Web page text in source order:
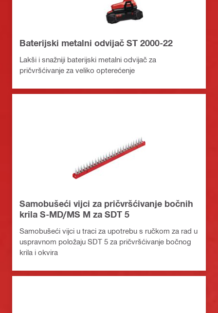
Baterijski metalni odvijač ST 2000-22
Lakši i snažniji baterijski metalni odvijač za
pričvršćivanje za veliko opterećenje
Samobušeći vijci za pričvršćivanje bočnih
krila S-MD/MS M za SDT 5
Samobušeći vijci u traci za upotrebu s ručkom za rad u
uspravnom položaju SDT 5 za pričvršćivanje bočnog
krila i okvira